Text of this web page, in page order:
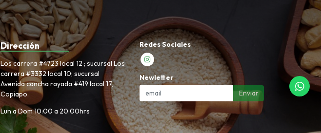
Dirección
Los carrera #4723 local 12 ; sucursal Los
carrera #3332 local 10; sucursal
Avenida cancha rayada #419 local 17,
Copiapo.
Lun a Dom 10:00 a 20:00hrs
Redes Sociales
Newletter
Enviar